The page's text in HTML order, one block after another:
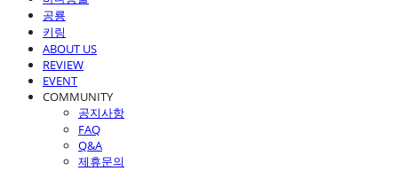
공룡
키링
ABOUT US
REVIEW
EVENT
COMMUNITY
공지사항
FAQ
Q&A
제휴문의